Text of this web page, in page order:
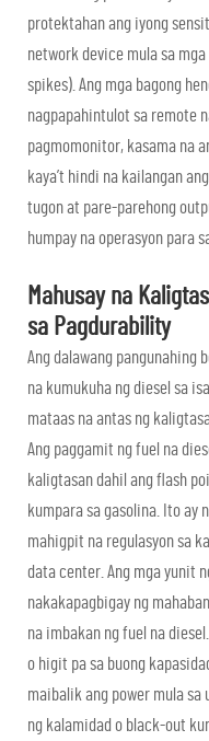
protektahan ang iyong
network device mula sa
spikes). Ang mga bagong
nagpapahintulot sa remote
pagmomonitor, kasama na
kaya’t hindi na kailangan
tugon at pare-parehong
humpay na operasyon para
Mahusay na
sa Pagdurability
Ang dalawang pangunahing
na kumukuha ng diesel sa
mataas na antas ng
Ang paggamit ng fuel na
kaligtasan dahil ang flash
kumpara sa gasolina. Ito ay
mahigpit na regulasyon sa
data center. Ang mga yunit
nakakapagbigay ng
na imbakan ng fuel na
o higit pa sa buong
maibalik ang power mula
ng kalamidad o black-out